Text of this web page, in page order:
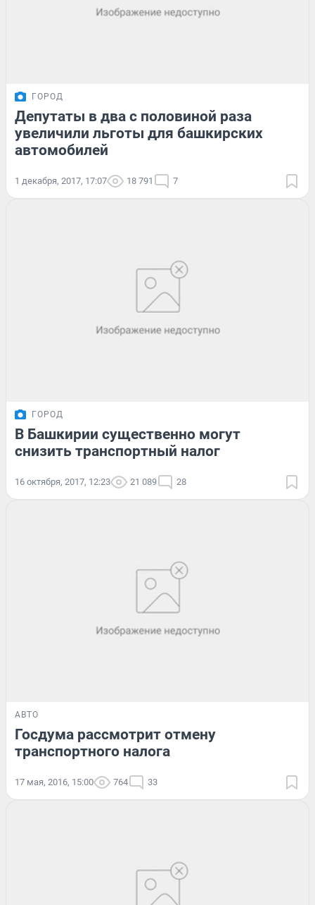
ГОРОД
Депутаты в два с половиной раза
увеличили льготы для башкирских
автомобилей
1 декабря, 2017, 17:07 18 791 7
ГОРОД
В Башкирии существенно могут
снизить транспортный налог
16 октября, 2017, 12:23 21 089 28
АВТО
Госдума рассмотрит отмену
транспортного налога
17 мая, 2016, 15:00 764 33